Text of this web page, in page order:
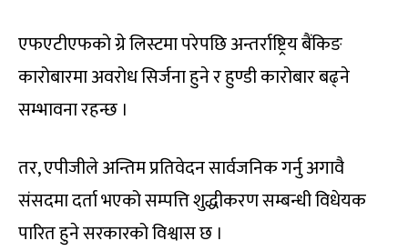
एफएटीएफको ग्रे लिस्टमा परेपछि अन्तर्राष्ट्रिय बैंकिङ
कारोबारमा अवरोध सिर्जना हुने र हुण्डी कारोबार बढ्ने
सम्भावना रहन्छ ।
तर, एपीजीले अन्तिम प्रतिवेदन सार्वजनिक गर्नु अगावै
संसदमा दर्ता भएको सम्पत्ति शुद्धीकरण सम्बन्धी विधेयक
पारित हुने सरकारको विश्वास छ ।